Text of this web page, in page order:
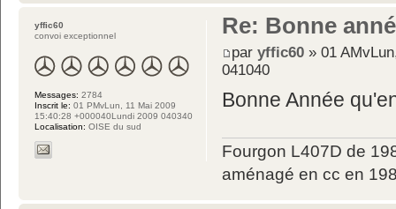
Re: Bonne
paryffic60 » 01
041040
Bonne Année
Fourgon L407D de
aménagé en cc en
yffic60
convoi exceptionnel
Messages: 2784
Inscrit le: 01 PMvLun, 11 Mai 2009
15:40:28 +000040Lundi 2009 040340
Localisation: OISE du sud